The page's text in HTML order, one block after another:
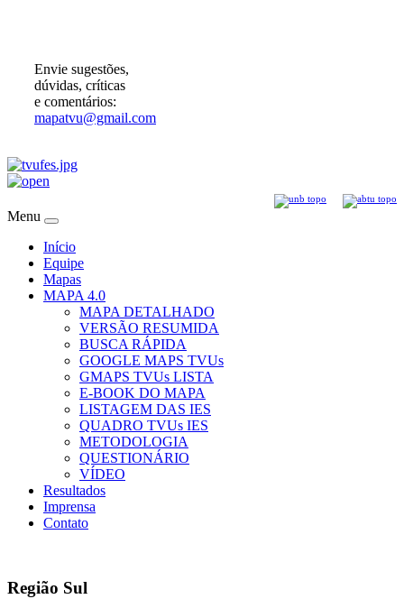
Envie sugestões,
dúvidas, críticas
e comentários:
mapatvu@gmail.com
Menu
Início
Equipe
Mapas
MAPA 4.0
MAPA DETALHADO
VERSÃO RESUMIDA
BUSCA RÁPIDA
GOOGLE MAPS TVUs
GMAPS TVUs LISTA
E-BOOK DO MAPA
LISTAGEM DAS IES
QUADRO TVUs IES
METODOLOGIA
QUESTIONÁRIO
VÍDEO
Resultados
Imprensa
Contato
Região Sul